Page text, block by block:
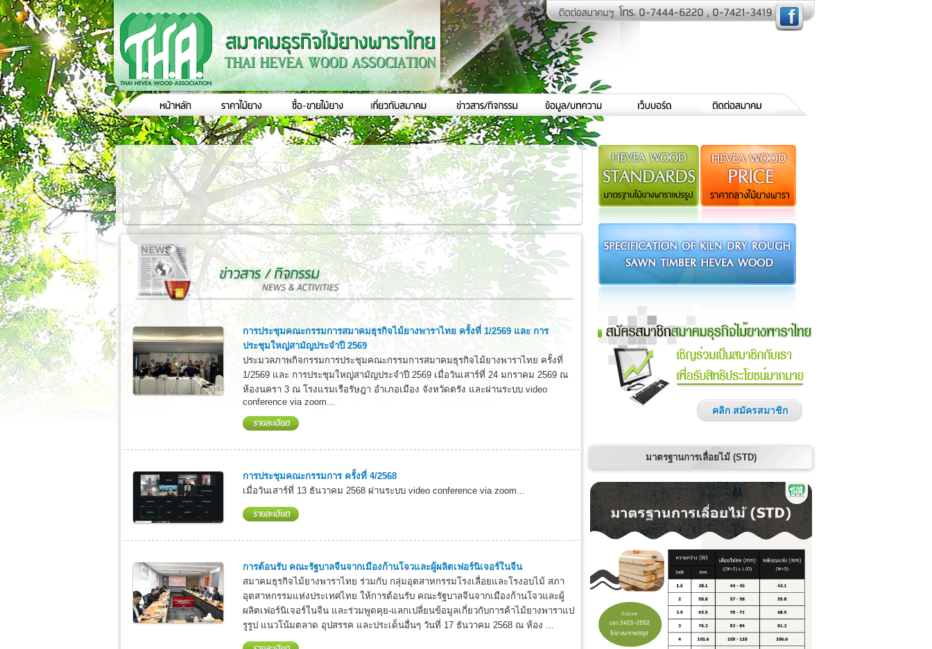
การประชุมคณะกรรมการสมาคมธุรกิจไม้ยางพาราไทย ครั้งที่ 1/2569 และ การ
ประชุมใหญ่สามัญประจำปี 2569
ประมวลภาพกิจกรรมการประชุมคณะกรรมการสมาคมธุรกิจไม้ยางพาราไทย ครั้งที่
1/2569 และ การประชุมใหญ่สามัญประจำปี 2569 เมื่อวันเสาร์ที่ 24 มกราคม 2569 ณ
ห้องนครา 3 ณ โรงแรมเรือรัษฎา อำเภอเมือง จังหวัดตรัง และผ่านระบบ video
conference via zoom...
การประชุมคณะกรรมการ ครั้งที่ 4/2568
เมื่อวันเสาร์ที่ 13 ธันวาคม 2568 ผ่านระบบ video conference via zoom...
การต้อนรับ คณะรัฐบาลจีนจากเมืองก้านโจวและผู้ผลิตเฟอร์นิเจอร์ในจีน
สมาคมธุรกิจไม้ยางพาราไทย ร่วมกับ กลุ่มอุตสาหกรรมโรงเลื่อยและโรงอบไม้ สภา
อุตสาหกรรมแห่งประเทศไทย ให้การต้อนรับ คณะรัฐบาลจีนจากเมืองก้านโจวและผู้
ผลิตเฟอร์นิเจอร์ในจีน และร่วมพูดคุย-แลกเปลี่ยนข้อมูลเกี่ยวกับการค้าไม้ยางพาราแป
รูรูป แนวโน้มตลาด อุปสรรค และประเด็นอื่นๆ วันที่ 17 ธันวาคม 2568 ณ ห้อง ...
คลิก สมัครสมาชิก
มาตรฐานการเลื่อยไม้ (STD)